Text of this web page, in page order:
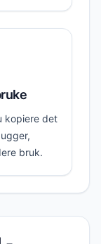
kopiere det
bruk.